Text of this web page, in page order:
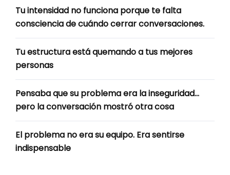
Tu intensidad no funciona porque te falta
consciencia de cuándo cerrar conversaciones.
Tu estructura está quemando a tus mejores
personas
Pensaba que su problema era la inseguridad…
pero la conversación mostró otra cosa
El problema no era su equipo. Era sentirse
indispensable